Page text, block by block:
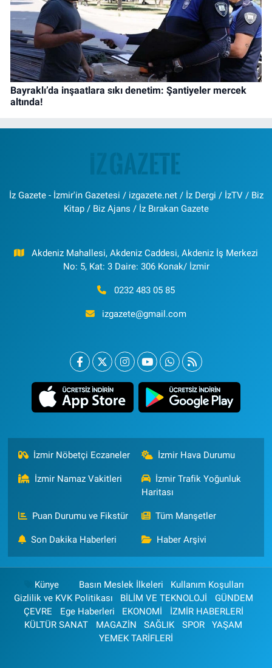
Bayraklı’da inşaatlara sıkı denetim: Şantiyeler mercek
altında!
İz Gazete - İzmir'in Gazetesi / izgazete.net / İz Dergi / İzTV / Biz
Kitap / Biz Ajans / İz Bırakan Gazete
Akdeniz Mahallesi, Akdeniz Caddesi, Akdeniz İş Merkezi
No: 5, Kat: 3 Daire: 306 Konak/ İzmir
0232 483 05 85
izgazete@gmail.com
İzmir Nöbetçi Eczaneler İzmir Hava Durumu
İzmir Namaz Vakitleri
İzmir Trafik Yoğunluk
Haritası
Puan Durumu ve Fikstür Tüm Manşetler
Son Dakika Haberleri Haber Arşivi
Künye Basın Meslek İlkeleri
Kullanım Koşulları
Gizlilik ve KVK Politikası
BİLİM VE TEKNOLOJİ
GÜNDEM
ÇEVRE
Ege Haberleri EKONOMİ
İZMİR HABERLERİ
KÜLTÜR SANAT
MAGAZİN SAĞLIK SPOR
YAŞAM
YEMEK TARİFLERİ